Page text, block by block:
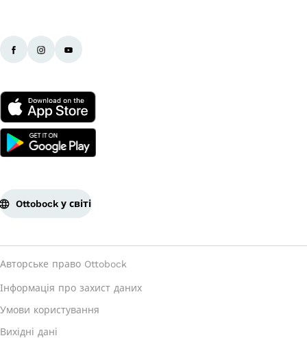
Ottobock у світі
Авторське право Ottobock
Інформація про захист даних
Умови користування
Вихідні дані